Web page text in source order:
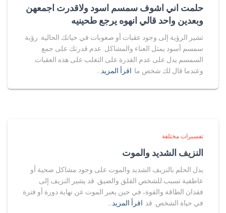
حلمت اني اشوف سمسم اسود ولاقدرت اجمعهن
وبعدين واحد قالي انهوه يرجع طحينيه
تشير الرؤية إلى وجود عقبات أو صعوبات في حياتك الحالية. رؤية
سمسم أسود يمثل العناء والمشاكل. عدم قدرتك على جمع
السمسم يدل على عدم القدرة على التغلب على هذه العقبات.
وعندما قال لك شخص ما اقرأ المزيد…
تفسيرات مختلفة
النزيف الشديد والموت
يدل الحلم بالنزيف الشديد والموت على وجود مشاكل صحية أو
عاطفية تسبب للشخص القلق والضيق. قد يشير النزيف إلى
فقدان الطاقة والقوة، في حين يعبر الموت عن نهاية دورة أو فترة
في حياة الشخص. قد اقرأ المزيد…